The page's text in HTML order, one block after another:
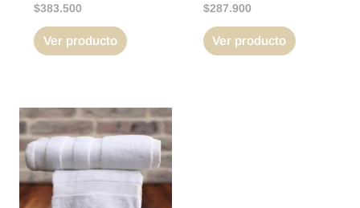
$383.500
Ver producto
$287.900
Ver producto
Rango
precios:
desde
$179.800
hasta
$179.900
Este
producto
tiene
múltiples
variantes.